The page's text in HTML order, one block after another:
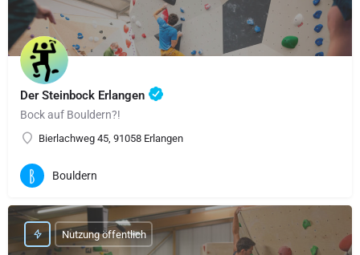
Der Steinbock Erlangen
Bock auf Bouldern?!
Bierlachweg 45, 91058 Erlangen
Bouldern
Nutzung öffentlich